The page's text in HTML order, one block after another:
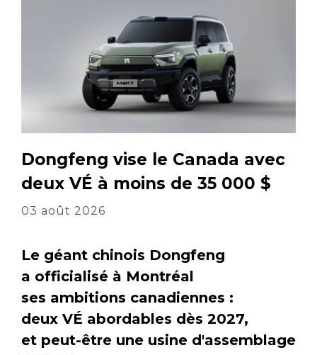
Dongfeng vise le Canada avec
deux VÉ à moins de 35 000 $
03 août 2026
Le géant chinois Dongfeng
a officialisé à Montréal
ses ambitions canadiennes :
deux VÉ abordables dès 2027,
et peut-être une usine d'assemblage